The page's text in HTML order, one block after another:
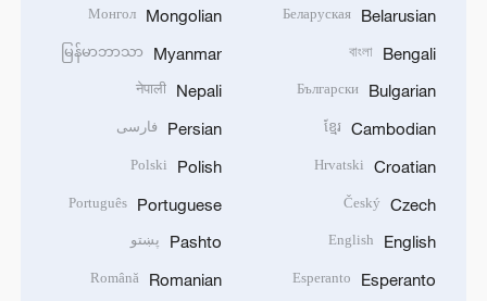
Belarusian
Беларуская
Bengali
বাংলা
Bulgarian
Български
Cambodian
ខ្មែរ
Croatian
Hrvatski
Czech
Český
English
English
Esperanto
Esperanto
Mongolian
Монгол
Myanmar
မြန်မာဘာသာ
Nepali
नेपाली
Persian فارسی
Polish
Polski
Portuguese
Português
Pashto پښتو
Romanian
Română